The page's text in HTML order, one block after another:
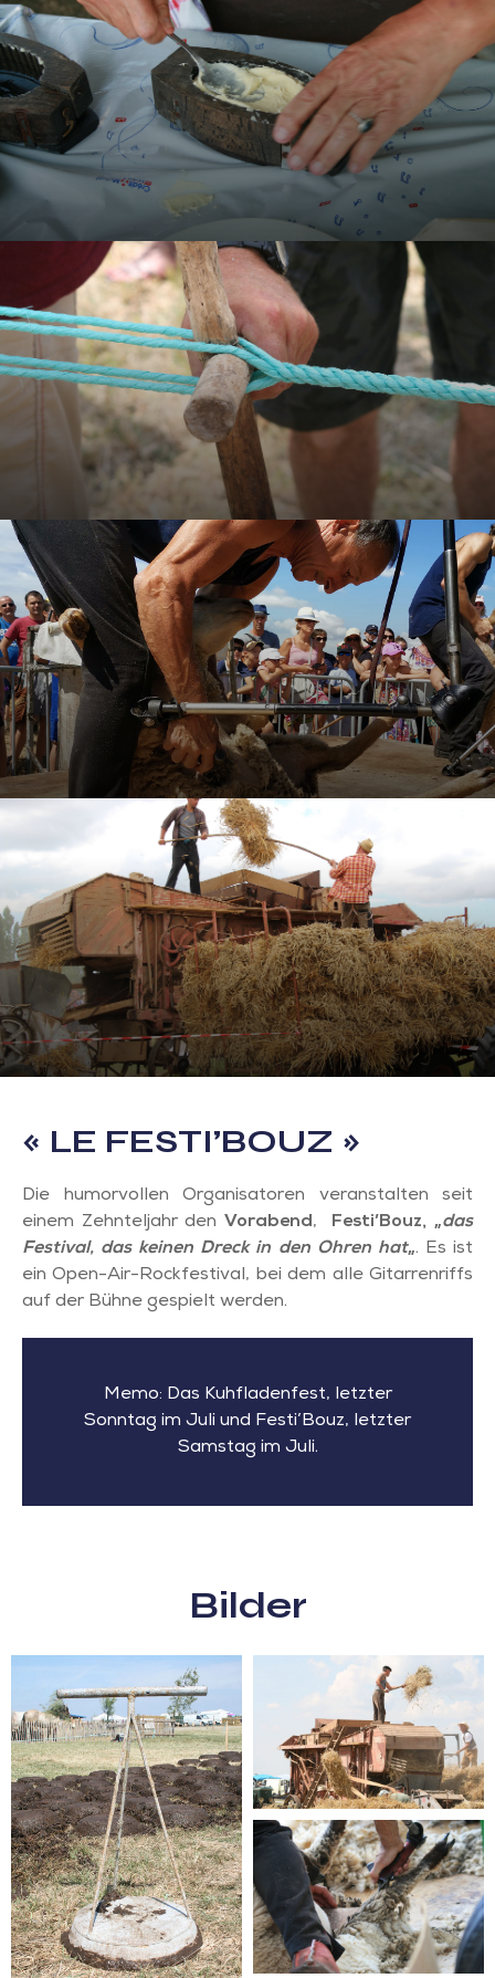
« LE FESTI’BOUZ »
Die humorvollen Organisatoren veranstalten seit
einem Zehnteljahr den Vorabend, Festi’Bouz, „das
Festival, das keinen Dreck in den Ohren hat„. Es ist
ein Open-Air-Rockfestival, bei dem alle Gitarrenriffs
auf der Bühne gespielt werden.
Memo: Das Kuhfladenfest, letzter
Sonntag im Juli und Festi’Bouz, letzter
Samstag im Juli.
Bilder